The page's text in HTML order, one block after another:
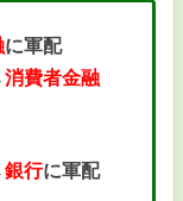
に軍配
消費者金融
銀行に軍配